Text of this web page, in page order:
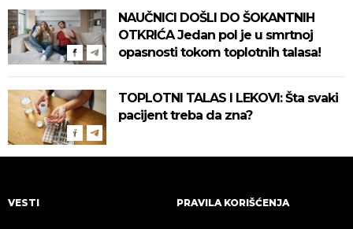
NAUČNICI DOŠLI DO ŠOKANTNIH
OTKRIĆA Jedan pol je u smrtnoj
opasnosti tokom toplotnih talasa!
TOPLOTNI TALAS I LEKOVI: Šta svaki
pacijent treba da zna?
VESTI PRAVILA KORIŠĆENJA